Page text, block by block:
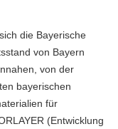
die Bayerische
von Bayern
von der
bayerischen
für
(Entwicklung